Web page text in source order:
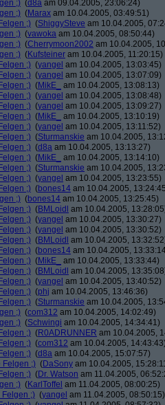
;) (d8a am 09.04.2005, 23:06:24)
;) (Marax am 10.04.2005, 03:49:51)
;) (ShiggySteve am 10.04.2005,
;) (vawoka am 10.04.2005, 08:50:44)
;) (Cherrymoon2002 am 10.04.2005,
;) (Kufsteiner am 10.04.2005, 11:20:15)
;) (yangel am 10.04.2005, 13:03:45)
;) (yangel am 10.04.2005, 13:07:09)
;) (MikE_
am 10.04.2005, 13:08:13)
;) (yangel am 10.04.2005, 13:08:48)
;) (yangel am 10.04.2005, 13:09:27)
;) (MikE_
am 10.04.2005, 13:10:19)
;) (yangel am 10.04.2005, 13:11:52)
;) (Sturmanskie am 10.04.2005,
;) (d8a am 10.04.2005, 13:13:27)
;) (MikE_
am 10.04.2005, 13:14:10)
;) (Sturmanskie am 10.04.2005,
;) (yangel am 10.04.2005, 13:23:55)
;) (bones14 am 10.04.2005,
;) (bones14 am 10.04.2005, 13:25:45)
;) (BMLoidl am 10.04.2005,
;) (yangel am 10.04.2005, 13:30:27)
;) (yangel am 10.04.2005, 13:30:52)
;) (BMLoidl am 10.04.2005,
;) (bones14 am 10.04.2005,
;) (MikE_
am 10.04.2005, 13:33:44)
;) (BMLoidl am 10.04.2005,
;) (yangel am 10.04.2005, 13:40:52)
;) (phj am 10.04.2005, 13:46:36)
;) (Sturmanskie am 10.04.2005,
;) (com312 am 10.04.2005, 14:02:49)
;) (Schwingi am 10.04.2005, 14:34:41)
;) (R0ADRUNNER am 10.04.2005,
;) (com312 am 10.04.2005,
;) (d8a am 10.04.2005, 15:07:57)
Felgen ;) (DaSony am 10.04.2005,
;) (Dr. Watson am 11.04.2005,
;) (KarlToffel am 11.04.2005, 08:00:25)
Felgen ;) (yangel am 11.04.2005, 08:50:15)